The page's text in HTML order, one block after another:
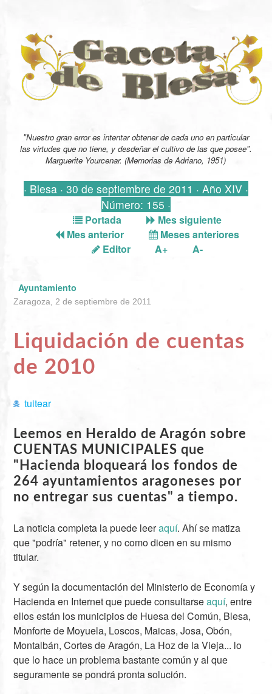
"Nuestro gran error es intentar obtener de cada uno en particular
las virtudes que no tiene, y desdeñar el cultivo de las que posee".
Marguerite Yourcenar. (Memorias de Adriano, 1951)
· Blesa · 30 de septiembre de 2011 · Año XIV ·
Número: 155 ·
Portada
Mes siguiente
Mes anterior
Meses anteriores
Editor
A+ A-
Ayuntamiento
Zaragoza, 2 de septiembre de 2011
Liquidación de cuentas
de 2010
tuitear
Leemos en Heraldo de Aragón sobre
CUENTAS MUNICIPALES que
"Hacienda bloqueará los fondos de
264 ayuntamientos aragoneses por
no entregar sus cuentas" a tiempo.
La noticia completa la puede leeraquí. Ahí se matiza
que "podría" retener, y no como dicen en su mismo
titular.
Y según la documentación del Ministerio de Economía y
Hacienda en Internet que puede consultarseaquí, entre
ellos están los municipios de Huesa del Común, Blesa,
Monforte de Moyuela, Loscos, Maicas, Josa, Obón,
Montalbán, Cortes de Aragón, La Hoz de la Vieja... lo
que lo hace un problema bastante común y al que
seguramente se pondrá pronta solución.